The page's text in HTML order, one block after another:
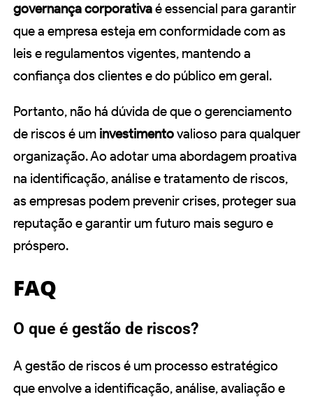
governança corporativaé essencial para garantir
que a empresa esteja em conformidade com as
leis e regulamentos vigentes, mantendo a
confiança dos clientes e do público em geral.
Portanto, não há dúvida de que o gerenciamento
de riscos é um investimentovalioso para qualquer
organização. Ao adotar uma abordagem proativa
na identificação, análise e tratamento de riscos,
as empresas podem prevenir crises, proteger sua
reputação e garantir um futuro mais seguro e
próspero.
FAQ
O que é gestão de riscos?
A gestão de riscos é um processo estratégico
que envolve a identificação, análise, avaliação e